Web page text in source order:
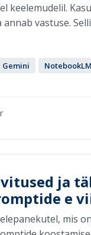
vastuse.
Gemini NotebookLM
ja
e
mis